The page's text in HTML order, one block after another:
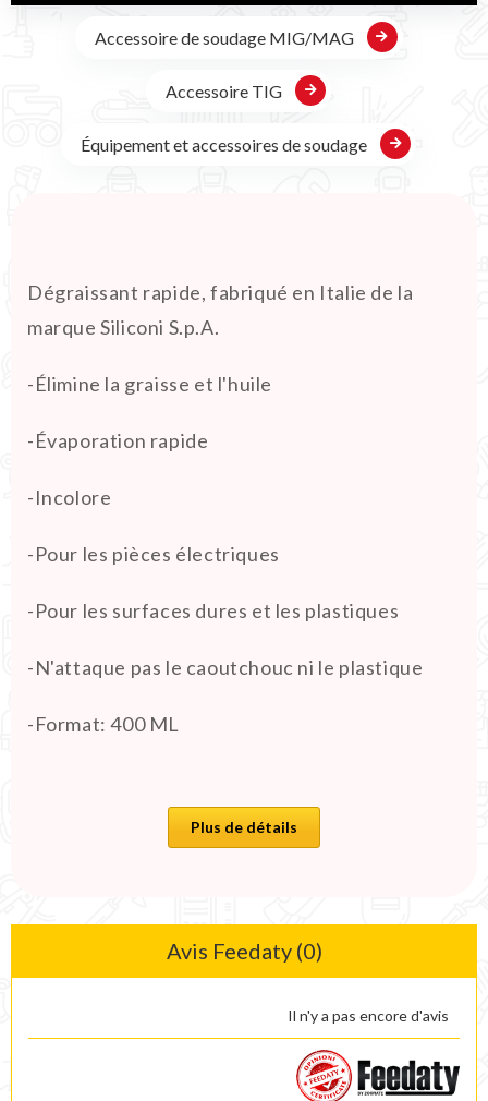
Accessoire de soudage MIG/MAG
Accessoire TIG
Équipement et accessoires de soudage
Dégraissant rapide, fabriqué en Italie de la
marque Siliconi S.p.A.
-Élimine la graisse et l'huile
-Évaporation rapide
-Incolore
-Pour les pièces électriques
-Pour les surfaces dures et les plastiques
-N'attaque pas le caoutchouc ni le plastique
-Format: 400 ML
Plus de détails
Avis Feedaty (0)
Il n'y a pas encore d'avis